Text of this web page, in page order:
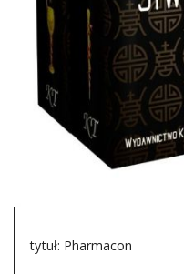
tytuł: Pharmacon